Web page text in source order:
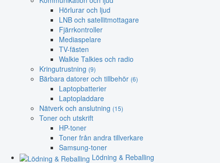
Hörlurar och ljud
LNB och satellitmottagare
Fjärrkontroller
Mediaspelare
TV-fästen
Walkie Talkies och radio
Kringutrustning (9)
Bärbara datorer och tillbehör (6)
Laptopbatterier
Laptopladdare
Nätverk och anslutning (15)
Toner och utskrift
HP-toner
Toner från andra tillverkare
Samsung-toner
Lödning & Reballing